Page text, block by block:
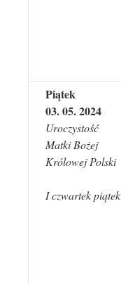
Piątek
03.05. 2024
Uroczystość
Matki Bożej
Królowej Polski
I czwartek piątek